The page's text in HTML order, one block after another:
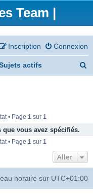
Team |
Connexion
Inscription
actifs
e
• Page 1sur 1
vous avez spécifiés.
• Page 1sur 1
Aller
horaire sur UTC+01:00